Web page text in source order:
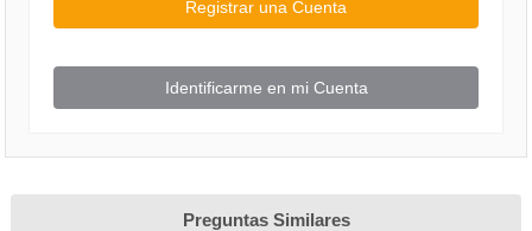
Registrar una Cuenta
Identificarme en mi Cuenta
Preguntas Similares